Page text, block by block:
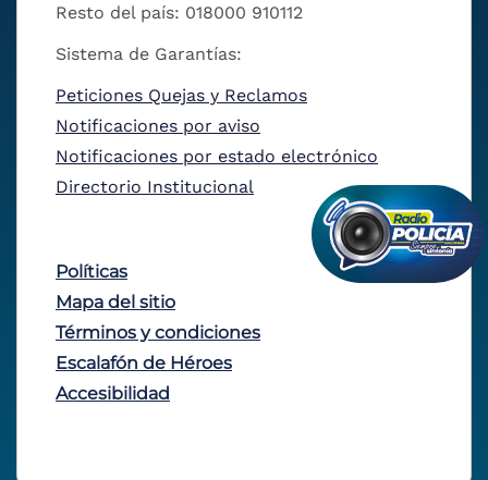
Resto del país: 018000 910112
Sistema de Garantías:
Peticiones Quejas y Reclamos
Notificaciones por aviso
Notificaciones por estado electrónico
Directorio Institucional
Políticas
Mapa del sitio
Términos y condiciones
Escalafón de Héroes
Accesibilidad